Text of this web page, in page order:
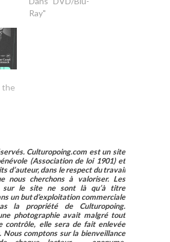
Ray"
the
Culturopoing.com est un site
(Association de loi 1901) et
d’auteur, dans le respect du travail
nous cherchons à valoriser. Les
sur le site ne sont là qu’à titre
un but d’exploitation commerciale
la propriété de Culturopoing.
photographie avait malgré tout
contrôle, elle sera de fait enlevée
Nous comptons sur la bienveillance